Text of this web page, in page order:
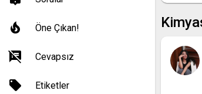
Öne Çıkan!
Cevapsız
Etiketler